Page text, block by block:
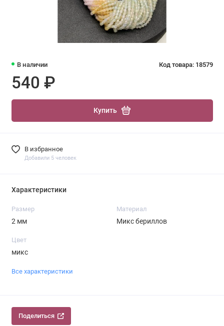
В наличии Код товара: 18579
540 ₽
Купить
В избранное
Добавили 5 человек
Характеристики
Размер
2 мм
Материал
Микс бериллов
Цвет
микс
Все характеристики
Поделиться